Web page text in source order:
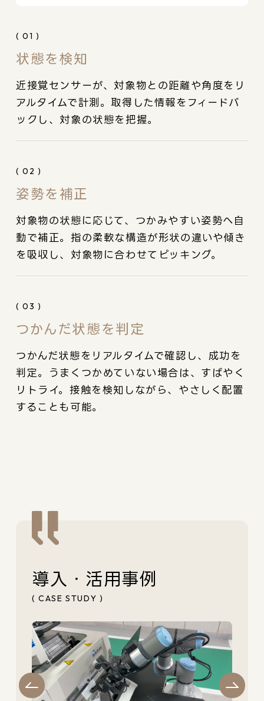
( 01 )
状態を検知
近接覚センサーが、対象物との距離や角度をリ
アルタイムで計測。取得した情報をフィードバ
ックし、対象の状態を把握。
( 02 )
姿勢を補正
対象物の状態に応じて、つかみやすい姿勢へ自
動で補正。指の柔軟な構造が形状の違いや傾き
を吸収し、対象物に合わせてピッキング。
( 03 )
つかんだ状態を判定
つかんだ状態をリアルタイムで確認し、成功を
判定。うまくつかめていない場合は、すばやく
リトライ。接触を検知しながら、やさしく配置
することも可能。
導入・活用事例
( CASE STUDY )
せる